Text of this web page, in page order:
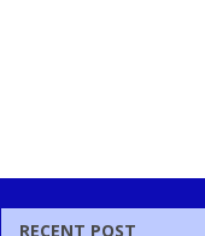
RECENT POST